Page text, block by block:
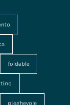
foldable
pieghevole